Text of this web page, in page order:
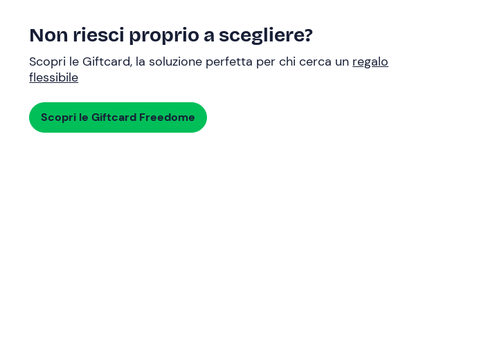
Non riesci proprio a scegliere?
Scopri le Giftcard, la soluzione perfetta per chi cerca un regalo
flessibile
Scopri le Giftcard Freedome